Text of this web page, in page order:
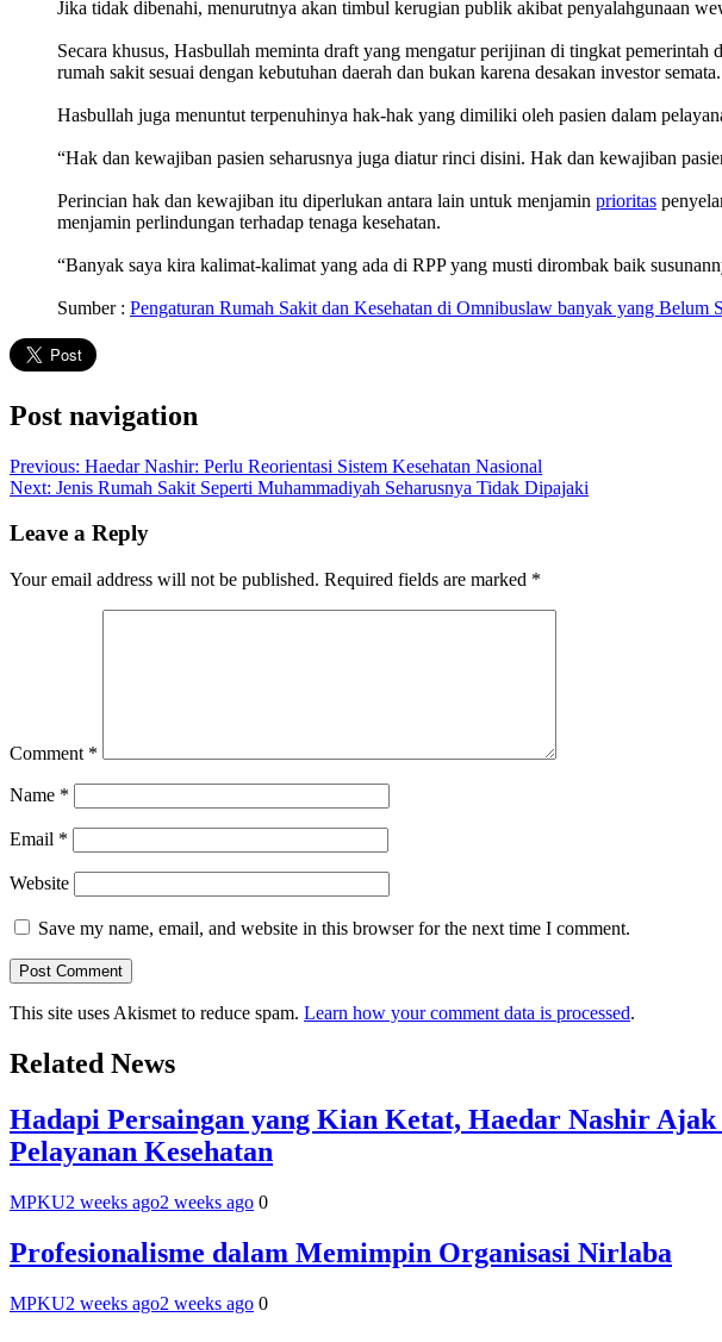
Jika tidak dibenahi, menurutnya akan timbul kerugian publik akibat penyalahgunaan
Secara khusus, Hasbullah meminta draft yang mengatur perijinan di tingkat
rumah sakit sesuai dengan kebutuhan daerah dan bukan karena desakan investor semata.
Hasbullah juga menuntut terpenuhinya hak-hak yang dimiliki oleh pasien dalam
“Hak dan kewajiban pasien seharusnya juga diatur rinci disini. Hak dan kewajiban
Perincian hak dan kewajiban itu diperlukan antara lain untuk menjamin prioritas
menjamin perlindungan terhadap tenaga kesehatan.
“Banyak saya kira kalimat-kalimat yang ada di RPP yang musti dirombak baik
Sumber : Pengaturan Rumah Sakit dan Kesehatan di Omnibuslaw banyak yang Belum
Post navigation
Previous: Haedar Nashir: Perlu Reorientasi Sistem Kesehatan Nasional
Next: Jenis Rumah Sakit Seperti Muhammadiyah Seharusnya Tidak Dipajaki
Leave a Reply
Your email address will not be published. Required fields are marked *
Comment *
Name *
Email *
Website
Save my name, email, and website in this browser for the next time I comment.
This site uses Akismet to reduce spam. Learn how your comment data is processed.
Related News
Hadapi Persaingan yang Kian Ketat, Haedar Nashir
Pelayanan Kesehatan
MPKU2 weeks ago2 weeks ago 0
Profesionalisme dalam Memimpin Organisasi Nirlaba
MPKU2 weeks ago2 weeks ago 0